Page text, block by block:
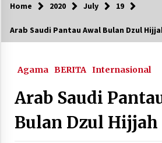
Trending
August 7, 2026
KTT Trilateral :
August 7, 2026
Home 2020 July 19
Arab Saudi Pantau Awal Bulan Dzul
Agama BERITA Internasional
Arab Saudi
Bulan Dzul Hijjah